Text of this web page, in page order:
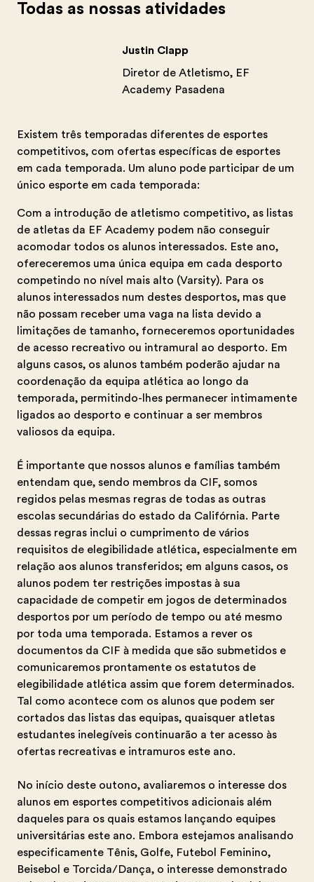
Todas as nossas atividades
Justin Clapp
Diretor de Atletismo, EF
Academy Pasadena
Existem três temporadas diferentes de esportes
competitivos, com ofertas específicas de esportes
em cada temporada. Um aluno pode participar de um
único esporte em cada temporada:
Com a introdução de atletismo competitivo, as listas
de atletas da EF Academy podem não conseguir
acomodar todos os alunos interessados. Este ano,
ofereceremos uma única equipa em cada desporto
competindo no nível mais alto (Varsity). Para os
alunos interessados num destes desportos, mas que
não possam receber uma vaga na lista devido a
limitações de tamanho, forneceremos oportunidades
de acesso recreativo ou intramural ao desporto. Em
alguns casos, os alunos também poderão ajudar na
coordenação da equipa atlética ao longo da
temporada, permitindo-lhes permanecer intimamente
ligados ao desporto e continuar a ser membros
valiosos da equipa.
É importante que nossos alunos e famílias também
entendam que, sendo membros da CIF, somos
regidos pelas mesmas regras de todas as outras
escolas secundárias do estado da Califórnia. Parte
dessas regras inclui o cumprimento de vários
requisitos de elegibilidade atlética, especialmente em
relação aos alunos transferidos; em alguns casos, os
alunos podem ter restrições impostas à sua
capacidade de competir em jogos de determinados
desportos por um período de tempo ou até mesmo
por toda uma temporada. Estamos a rever os
documentos da CIF à medida que são submetidos e
comunicaremos prontamente os estatutos de
elegibilidade atlética assim que forem determinados.
Tal como acontece com os alunos que podem ser
cortados das listas das equipas, quaisquer atletas
estudantes inelegíveis continuarão a ter acesso às
ofertas recreativas e intramuros este ano.
No início deste outono, avaliaremos o interesse dos
alunos em esportes competitivos adicionais além
daqueles para os quais estamos lançando equipes
universitárias este ano. Embora estejamos analisando
especificamente Tênis, Golfe, Futebol Feminino,
Beisebol e Torcida/Dança, o interesse demonstrado